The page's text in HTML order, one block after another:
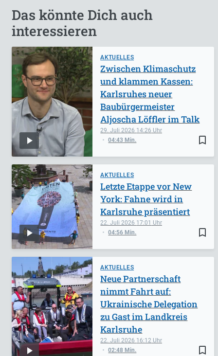
Das könnte Dich auch
interessieren
AKTUELLES
bookmark_border
29. Juli 2026 14:26
04:43 Min.
Zwischen Klimaschutz
und klammen Kassen:
Karlsruhes neuer
Baubürgermeister
Aljoscha Löffler im Talk
AKTUELLES
bookmark_border
22. Juli 2026 17:01
04:56 Min.
Letzte Etappe vor New
York: Fahne wird in
Karlsruhe präsentiert
AKTUELLES
bookmark_border
22. Juli 2026 16:12
02:48 Min.
Neue Partnerschaft
nimmt Fahrt auf:
Ukrainische Delegation
zu Gast im Landkreis
Karlsruhe